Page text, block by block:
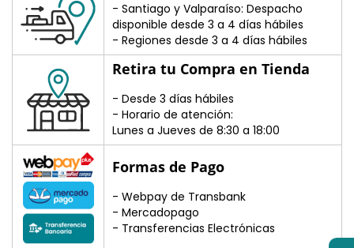
- Santiago y Valparaíso: Despacho
disponible desde 3 a 4 días hábiles
- Regiones desde 3 a 4 días hábiles
Retira tu Compra en Tienda
- Desde 3 días hábiles
- Horario de atención:
Lunes a Jueves de 8:30 a 18:00
Formas de Pago
- Webpay de Transbank
- Mercadopago
- Transferencias Electrónicas